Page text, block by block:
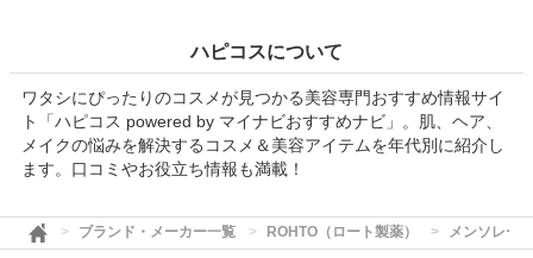
ハピコスについて
ワタシにぴったりのコスメが見つかる美容専門おすすめ情報サイ
ト「ハピコス powered by マイナビおすすめナビ」。肌、ヘア、
メイクの悩みを解決するコスメ＆美容アイテムを年代別に紹介し
ます。口コミやお役立ち情報も満載！
ブランド・メーカー一覧 ROHTO（ロート製薬） メンソレー